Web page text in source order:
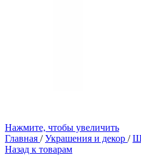
Нажмите, чтобы увеличить
Главная / Украшения и декор /
Назад к товарам